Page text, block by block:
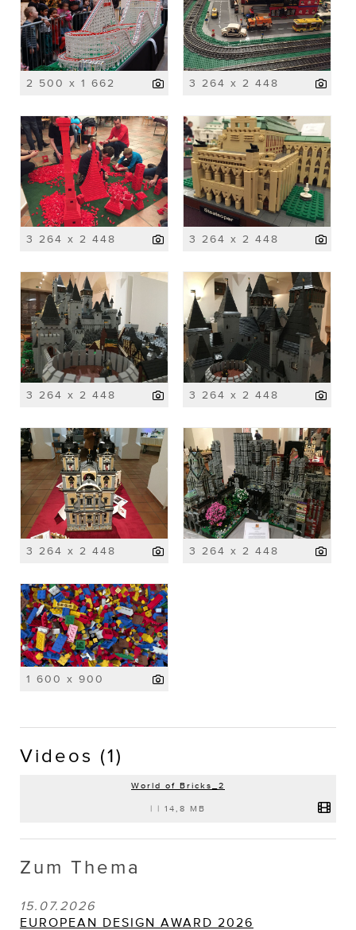
2 500 x 1 662 3 264 x 2 448
3 264 x 2 448 3 264 x 2 448
3 264 x 2 448 3 264 x 2 448
3 264 x 2 448 3 264 x 2 448
1 600 x 900
Videos (1)
World of Bricks_2
| | 14,8 MB
Zum Thema
15.07.2026
EUROPEAN DESIGN AWARD 2026